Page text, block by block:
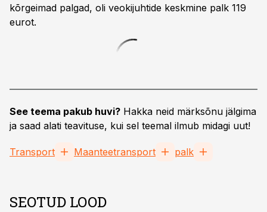
kõrgeimad palgad, oli veokijuhtide keskmine palk 119
eurot.
See teema pakub huvi? Hakka neid märksõnu jälgima
ja saad alati teavituse, kui sel teemal ilmub midagi uut!
Transport Maanteetransport palk
SEOTUD LOOD